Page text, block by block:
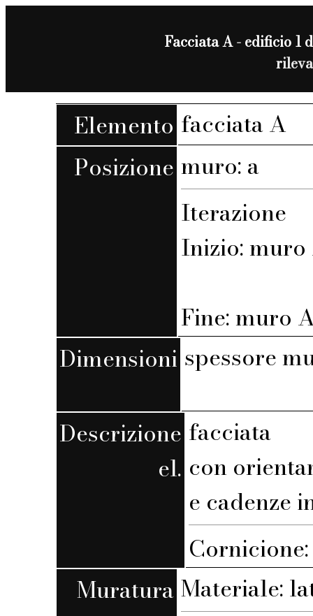
Facciata A - edificio 1
Elemento facciata A
Posizione muro: a
Iterazione
Inizio: muro
Fine: muro
Dimensioni spessore
Descrizione
el.
facciata
con
e cadenze
Muratura Materiale: